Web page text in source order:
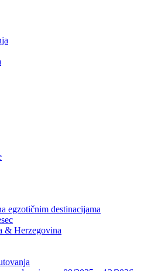
egzotičnim destinacijama
& Herzegovina